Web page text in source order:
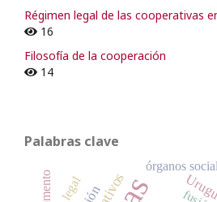
Régimen legal de las cooperativas
16
Filosofía de la cooperación
14
Palabras clave
órganos
fomento